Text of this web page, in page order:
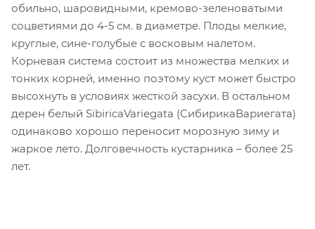
обильно, шаровидными, кремово-зеленоватыми
соцветиями до 4-5 см. в диаметре. Плоды мелкие,
круглые, сине-голубые с восковым налетом.
Корневая система состоит из множества мелких и
тонких корней, именно поэтому куст может быстро
высохнуть в условиях жесткой засухи. В остальном
дерен белый SibiricaVariegata (СибирикаВариегата)
одинаково хорошо переносит морозную зиму и
жаркое лето. Долговечность кустарника – более 25
лет.